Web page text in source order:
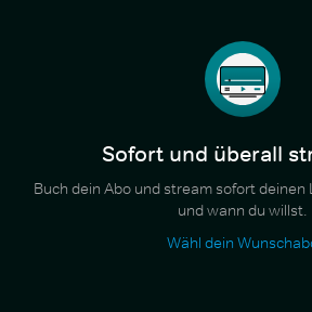
Sofort und überall
Buch dein Abo und stream sofort
und wann du willst.
Wähl dein